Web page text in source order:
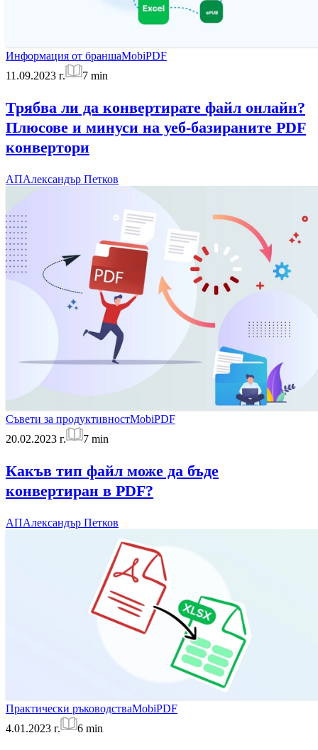
Информация от браншаMobiPDF
11.09.2023 г.
7 min
Трябва ли да конвертирате файл онлайн?
Плюсове и минуси на уеб-базираните PDF
конвертори
АПАлександър Петков
Съвети за продуктивностMobiPDF
20.02.2023 г.
7 min
Какъв тип файл може да бъде
конвертиран в PDF?
АПАлександър Петков
Практически ръководстваMobiPDF
4.01.2023 г.
6 min